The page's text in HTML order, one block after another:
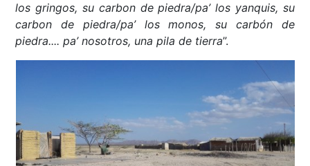
los gringos, su carbon de piedra/pa’ los yanquis, su
carbon de piedra/pa’ los monos, su carbón de
piedra.... pa’ nosotros, una pila de tierra”.